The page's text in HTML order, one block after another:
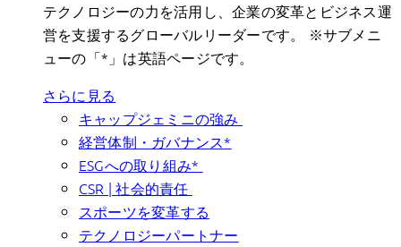
テクノロジーの力を活用し、企業の変革とビジネス運
営を支援するグローバルリーダーです。 ※サブメニ
ューの「*」は英語ページです。
さらに見る
キャップジェミニの強み
経営体制・ガバナンス*
ESGへの取り組み*
CSR | 社会的責任
スポーツを変革する
テクノロジーパートナー